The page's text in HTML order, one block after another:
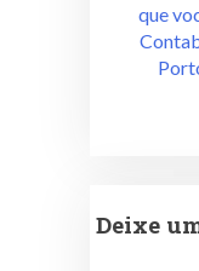
que
Deixe